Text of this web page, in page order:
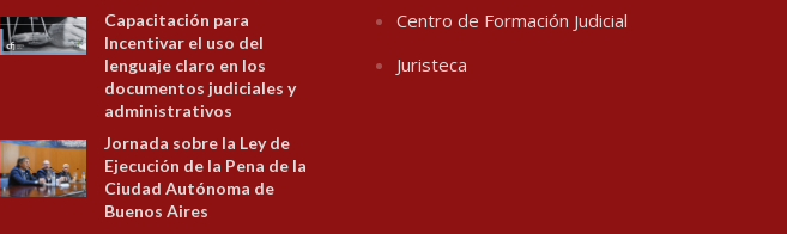
Capacitación para
Incentivar el uso del
lenguaje claro en los
documentos judiciales y
administrativos
Jornada sobre la Ley de
Ejecución de la Pena de la
Ciudad Autónoma de
Buenos Aires
Centro de Formación Judicial
Juristeca